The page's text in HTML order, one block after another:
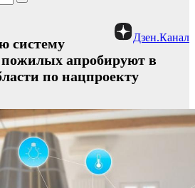
Дзен.Канал
систему
апробируют в
по нацпроекту